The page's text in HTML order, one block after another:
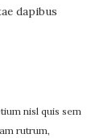
dapibus
nisl quis sem
rutrum,